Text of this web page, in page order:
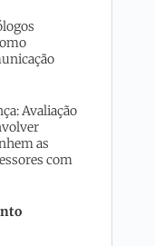
Avaliação
as
com